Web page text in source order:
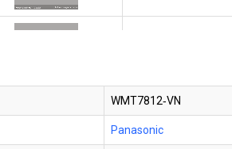
WMT7812‑VN
Panasonic